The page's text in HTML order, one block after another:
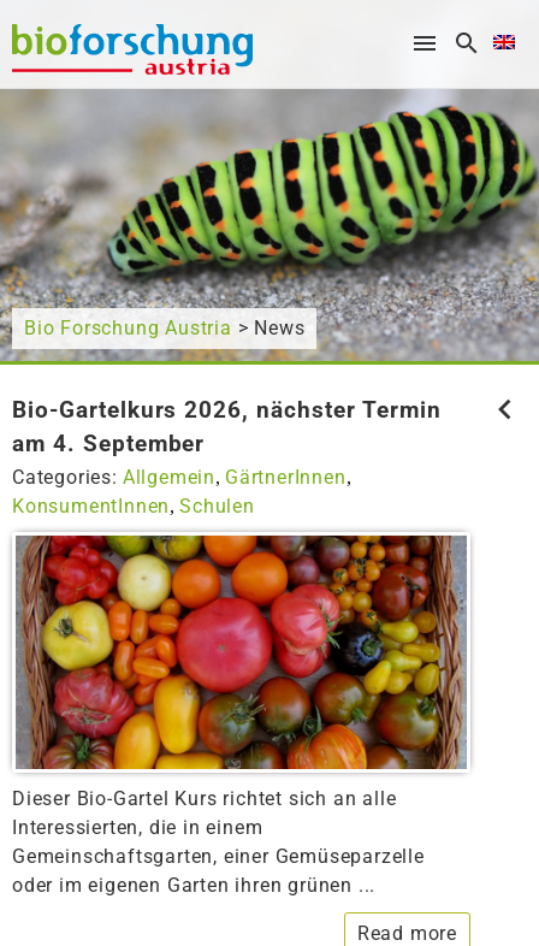
What are you looking for?
Bio Forschung Austria > News
Bio-Gartelkurs 2026, nächster Termin
am 4. September
Categories: Allgemein, GärtnerInnen,
KonsumentInnen,Schulen
Dieser Bio-Gartel Kurs richtet sich an alle
Interessierten, die in einem
Gemeinschaftsgarten, einer Gemüseparzelle
oder im eigenen Garten ihren grünen ...
Read more